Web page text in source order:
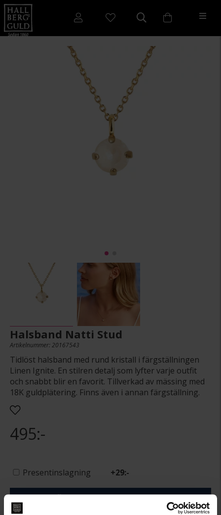
Halsband Natti Stud
Artikelnummer: 20167543
Tidlöst halsband med rund kristall i färgställningen
Linen Ignite. En stilren detalj som lyfter varje outfit
och snabbt blir en favorit. Tillverkad av mässing med
18K guldplätering. Finns även i annan färgställning.
495:-
Presentinslagning +29:-
LÄGG I VARUKORGEN